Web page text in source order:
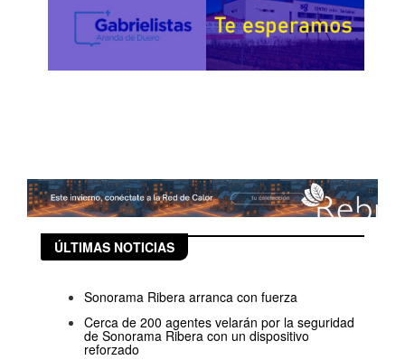
ÚLTIMAS NOTICIAS
Sonorama Ribera arranca con fuerza
Cerca de 200 agentes velarán por la seguridad
de Sonorama Ribera con un dispositivo
reforzado